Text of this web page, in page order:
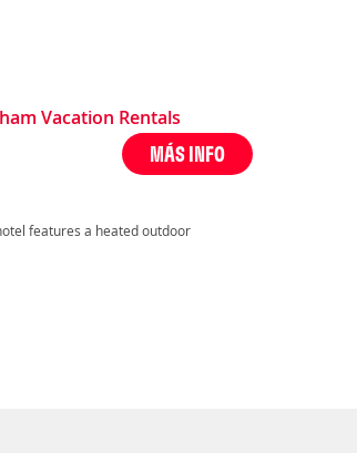
Vacation Rentals
MÁS INFO
features a heated outdoor